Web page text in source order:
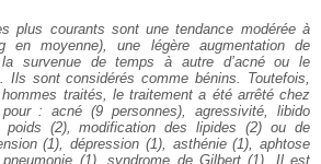
plus courants sont une tendance modérée à
en moyenne), une légère augmentation de
survenue de temps à autre d’acné ou le
Ils sont considérés comme bénins. Toutefois,
traités, le traitement a été arrêté chez
: acné (9 personnes), agressivité, libido
(2), modification des lipides (2) ou de
(1), dépression (1), asthénie (1), aphtose
(1), syndrome de Gilbert (1). Il est